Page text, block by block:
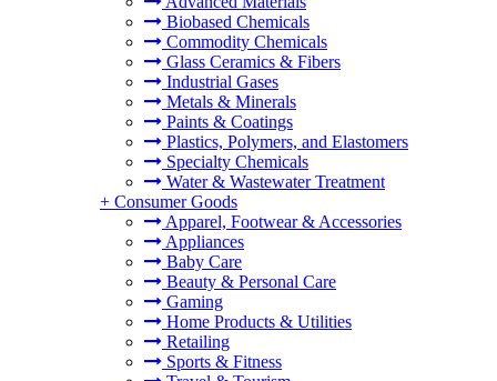
Biobased Chemicals
Commodity Chemicals
Glass Ceramics & Fibers
Industrial Gases
Metals & Minerals
Paints & Coatings
Plastics, Polymers, and Elastomers
Specialty Chemicals
Water & Wastewater Treatment
+ Consumer Goods
Apparel, Footwear & Accessories
Appliances
Baby Care
Beauty & Personal Care
Gaming
Home Products & Utilities
Retailing
Sports & Fitness